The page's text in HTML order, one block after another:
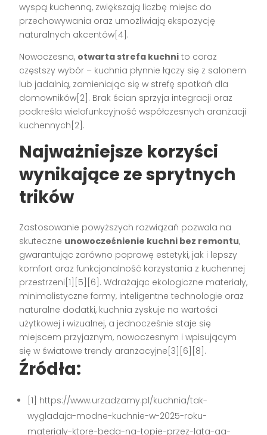
wyspą kuchenną, zwiększają liczbę miejsc do
przechowywania oraz umożliwiają ekspozycję
naturalnych akcentów[4].
Nowoczesna, otwarta strefa kuchni to coraz
częstszy wybór – kuchnia płynnie łączy się z salonem
lub jadalnią, zamieniając się w strefę spotkań dla
domowników[2]. Brak ścian sprzyja integracji oraz
podkreśla wielofunkcyjność współczesnych aranżacji
kuchennych[2].
Najważniejsze korzyści
wynikające ze sprytnych
trików
Zastosowanie powyższych rozwiązań pozwala na
skuteczne unowocześnienie kuchni bez remontu,
gwarantując zarówno poprawę estetyki, jak i lepszy
komfort oraz funkcjonalność korzystania z kuchennej
przestrzeni[1][5][6]. Wdrażając ekologiczne materiały,
minimalistyczne formy, inteligentne technologie oraz
naturalne dodatki, kuchnia zyskuje na wartości
użytkowej i wizualnej, a jednocześnie staje się
miejscem przyjaznym, nowoczesnym i wpisującym
się w światowe trendy aranżacyjne[3][6][8].
Źródła:
[1] https://www.urzadzamy.pl/kuchnia/tak-
wygladaja-modne-kuchnie-w-2025-roku-
materialy-ktore-beda-na-topie-przez-lata-aa-